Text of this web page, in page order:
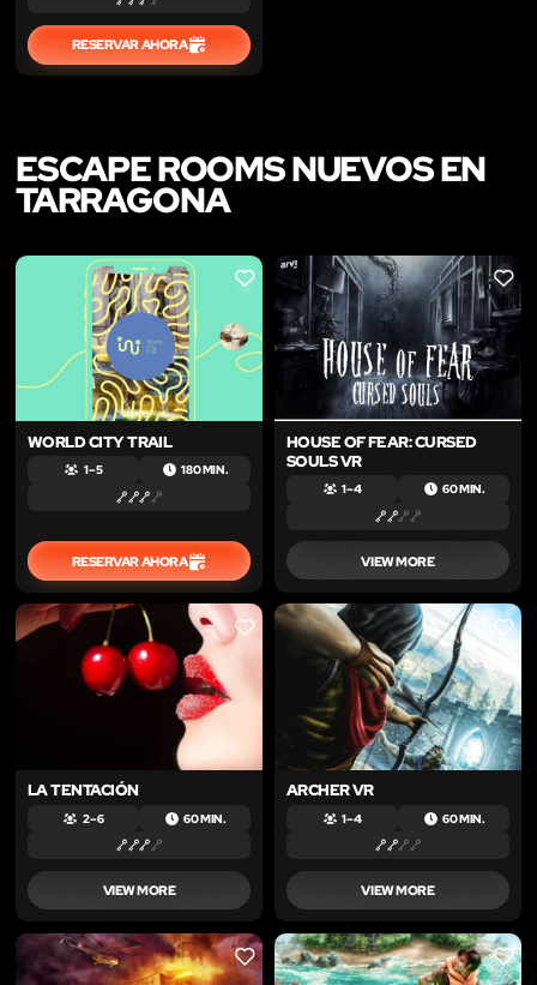
RESERVAR AHORA
ESCAPE ROOMS NUEVOS EN
TARRAGONA
LIKE
WORLD CITY TRAIL
1 – 5 180 MIN.
RESERVAR AHORA
LIKE
HOUSE OF FEAR: CURSED
SOULS VR
1 – 4 60 MIN.
VIEW MORE
LIKE
LA TENTACIÓN
2 – 6 60 MIN.
VIEW MORE
LIKE
ARCHER VR
1 – 4 60 MIN.
VIEW MORE
LIKE LIKE